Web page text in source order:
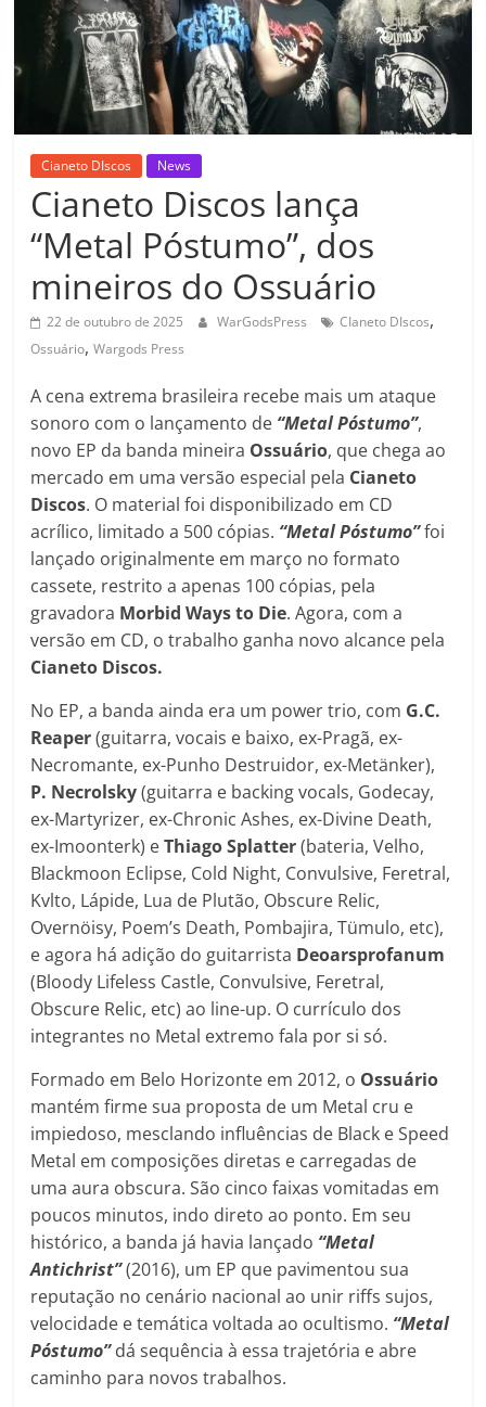
Cianeto DIscos News
Cianeto Discos lança
“Metal Póstumo”, dos
mineiros do Ossuário
22 de outubro de 2025 WarGodsPress CIaneto DIscos,
Ossuário,Wargods Press
A cena extrema brasileira recebe mais um ataque
sonoro com o lançamento de “Metal Póstumo”,
novo EP da banda mineira Ossuário, que chega ao
mercado em uma versão especial pela Cianeto
Discos. O material foi disponibilizado em CD
acrílico, limitado a 500 cópias. “Metal Póstumo”foi
lançado originalmente em março no formato
cassete, restrito a apenas 100 cópias, pela
gravadora Morbid Ways to Die. Agora, com a
versão em CD, o trabalho ganha novo alcance pela
Cianeto Discos.
No EP, a banda ainda era um power trio, com G.C.
Reaper(guitarra, vocais e baixo, ex-Pragã, ex-
Necromante, ex-Punho Destruidor, ex-Metänker),
P. Necrolsky(guitarra e backing vocals, Godecay,
ex-Martyrizer, ex-Chronic Ashes, ex-Divine Death,
ex-Imoonterk) eThiago Splatter(bateria, Velho,
Blackmoon Eclipse, Cold Night, Convulsive, Feretral,
Kvlto, Lápide, Lua de Plutão, Obscure Relic,
Overnöisy, Poem’s Death, Pombajira, Tümulo, etc),
e agora há adição do guitarrista Deoarsprofanum
(Bloody Lifeless Castle, Convulsive, Feretral,
Obscure Relic, etc) ao line-up. O currículo dos
integrantes no Metal extremo fala por si só.
Formado em Belo Horizonte em 2012, o Ossuário
mantém firme sua proposta de um Metal cru e
impiedoso, mesclando influências de Black e Speed
Metal em composições diretas e carregadas de
uma aura obscura. São cinco faixas vomitadas em
poucos minutos, indo direto ao ponto. Em seu
histórico, a banda já havia lançado “Metal
Antichrist”(2016), um EP que pavimentou sua
reputação no cenário nacional ao unir riffs sujos,
velocidade e temática voltada ao ocultismo. “Metal
Póstumo”dá sequência à essa trajetória e abre
caminho para novos trabalhos.